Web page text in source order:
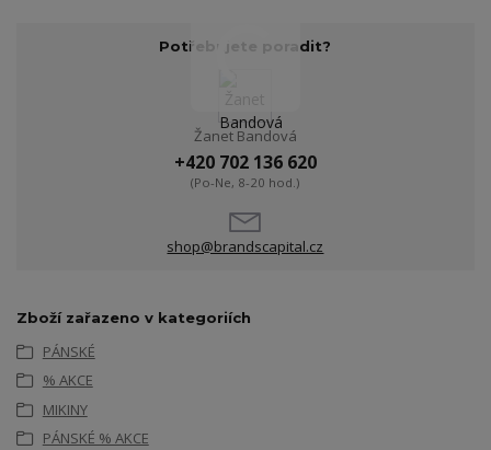
Potřebujete poradit?
Žanet Bandová
+420 702 136 620
(Po-Ne, 8-20 hod.)
shop@brandscapital.cz
Zboží zařazeno v kategoriích
PÁNSKÉ
% AKCE
MIKINY
PÁNSKÉ % AKCE